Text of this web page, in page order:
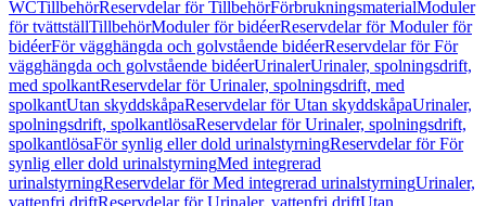
WCTillbehörReservdelar för TillbehörFörbrukningsmaterialModuler
för tvättställTillbehörModuler för bidéerReservdelar för Moduler för
bidéerFör vägghängda och golvstående bidéerReservdelar för För
vägghängda och golvstående bidéerUrinalerUrinaler, spolningsdrift,
med spolkantReservdelar för Urinaler, spolningsdrift, med
spolkantUtan skyddskåpaReservdelar för Utan skyddskåpaUrinaler,
spolningsdrift, spolkantlösaReservdelar för Urinaler, spolningsdrift,
spolkantlösaFör synlig eller dold urinalstyrningReservdelar för För
synlig eller dold urinalstyrningMed integrerad
urinalstyrningReservdelar för Med integrerad urinalstyrningUrinaler,
vattenfri driftReservdelar för Urinaler, vattenfri driftUtan